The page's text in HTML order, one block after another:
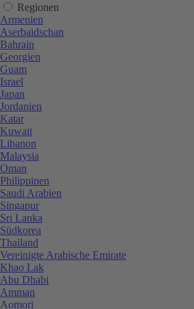
Regionen
Armenien
Aserbaidschan
Bahrain
Georgien
Guam
Israel
Japan
Jordanien
Katar
Kuwait
Libanon
Malaysia
Oman
Philippinen
Saudi Arabien
Singapur
Sri Lanka
Südkorea
Thailand
Vereinigte Arabische Emirate
Khao Lak
Abu Dhabi
Amman
Aomori